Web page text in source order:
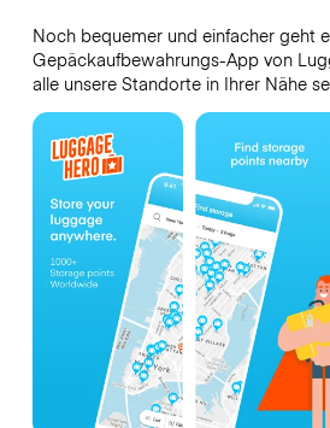
Noch bequemer und einfacher geht
Gepäckaufbewahrungs-App von
alle unsere Standorte in Ihrer Nähe